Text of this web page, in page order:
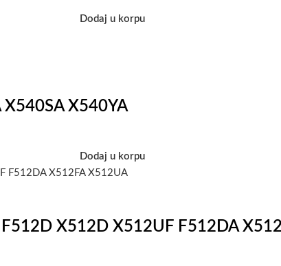
Dodaj u korpu
X540YA
Dodaj u korpu
X512D X512UF F512DA